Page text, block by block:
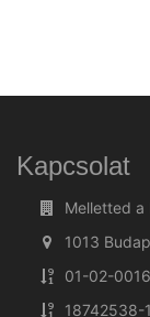
Kapcsolat
Melletted a
1013
01-02-
18742538-